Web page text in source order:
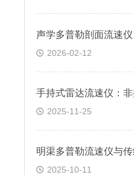
2026-02-12
2025-11-25
2025-10-11